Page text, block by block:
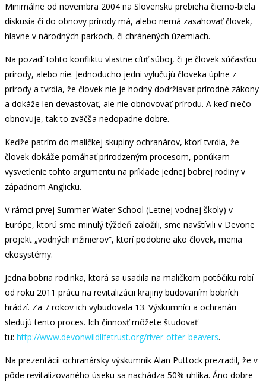
Minimálne od novembra 2004 na Slovensku prebieha čierno-biela
diskusia či do obnovy prírody má, alebo nemá zasahovať človek,
hlavne v národných parkoch, či chránených územiach.
Na pozadí tohto konfliktu vlastne cítiť súboj, či je človek súčasťou
prírody, alebo nie. Jednoducho jedni vylučujú človeka úplne z
prírody a tvrdia, že človek nie je hodný dodržiavať prírodné zákony
a dokáže len devastovať, ale nie obnovovať prírodu. A keď niečo
obnovuje, tak to zväčša nedopadne dobre.
Keďže patrím do maličkej skupiny ochranárov, ktorí tvrdia, že
človek dokáže pomáhať prirodzeným procesom, ponúkam
vysvetlenie tohto argumentu na príklade jednej bobrej rodiny v
západnom Anglicku.
V rámci prvej Summer Water School (Letnej vodnej školy) v
Európe, ktorú sme minulý týždeň založili, sme navštívili v Devone
projekt „vodných inžinierov“, ktorí podobne ako človek, menia
ekosystémy.
Jedna bobria rodinka, ktorá sa usadila na maličkom potôčiku robí
od roku 2011 prácu na revitalizácii krajiny budovaním bobrích
hrádzí. Za 7 rokov ich vybudovala 13. Výskumníci a ochranári
sledujú tento proces. Ich činnosť môžete študovať
tu: http://www.devonwildlifetrust.org/river-otter-beavers.
Na prezentácii ochranársky výskumník Alan Puttock prezradil, že v
pôde revitalizovaného úseku sa nachádza 50% uhlíka. Áno dobre